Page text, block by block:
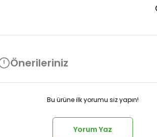
Önerileriniz
Bu ürüne ilk yorumu siz yapın!
Yorum Yaz